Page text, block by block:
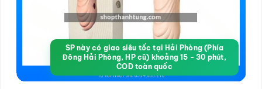
SP này có giao siêu tốc tại Hải Phòng (Phía
Đông Hải Phòng, HP cũ) khoảng 15 - 30 phút,
COD toàn quốc